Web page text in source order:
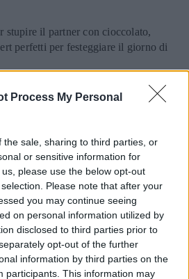
Process My Personal
the sale, sharing to third parties, or
or sensitive information for
please use the below opt-out
Please note that after your
you may continue seeing
on personal information utilized by
disclosed to third parties prior to
opt-out of the further
information by third parties on the
participants. This information may
stupire il partner con cioccolato,
perfetti per festeggiare il giorno di